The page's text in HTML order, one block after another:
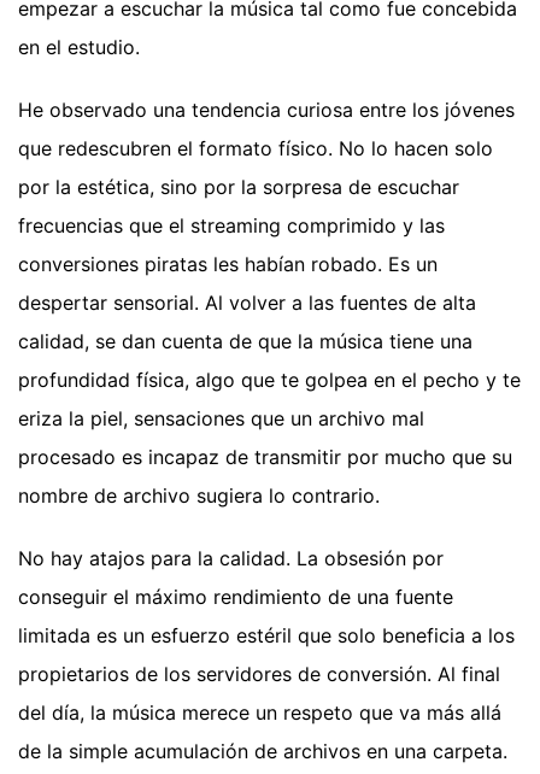
empezar a escuchar la música tal como fue concebida
en el estudio.
He observado una tendencia curiosa entre los jóvenes
que redescubren el formato físico. No lo hacen solo
por la estética, sino por la sorpresa de escuchar
frecuencias que el streaming comprimido y las
conversiones piratas les habían robado. Es un
despertar sensorial. Al volver a las fuentes de alta
calidad, se dan cuenta de que la música tiene una
profundidad física, algo que te golpea en el pecho y te
eriza la piel, sensaciones que un archivo mal
procesado es incapaz de transmitir por mucho que su
nombre de archivo sugiera lo contrario.
No hay atajos para la calidad. La obsesión por
conseguir el máximo rendimiento de una fuente
limitada es un esfuerzo estéril que solo beneficia a los
propietarios de los servidores de conversión. Al final
del día, la música merece un respeto que va más allá
de la simple acumulación de archivos en una carpeta.